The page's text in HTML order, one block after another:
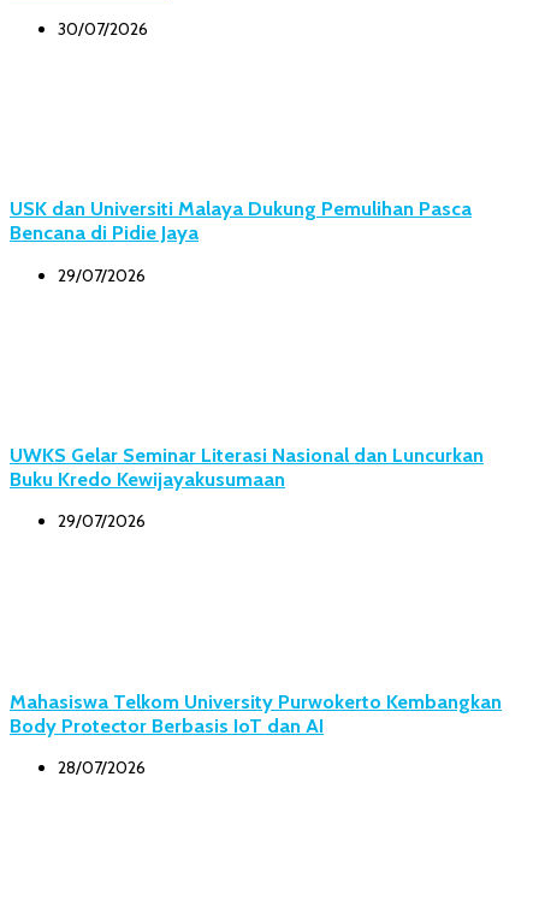
30/07/2026
USK dan Universiti Malaya Dukung Pemulihan Pasca
Bencana di Pidie Jaya
29/07/2026
UWKS Gelar Seminar Literasi Nasional dan Luncurkan
Buku Kredo Kewijayakusumaan
29/07/2026
Mahasiswa Telkom University Purwokerto Kembangkan
Body Protector Berbasis IoT dan AI
28/07/2026